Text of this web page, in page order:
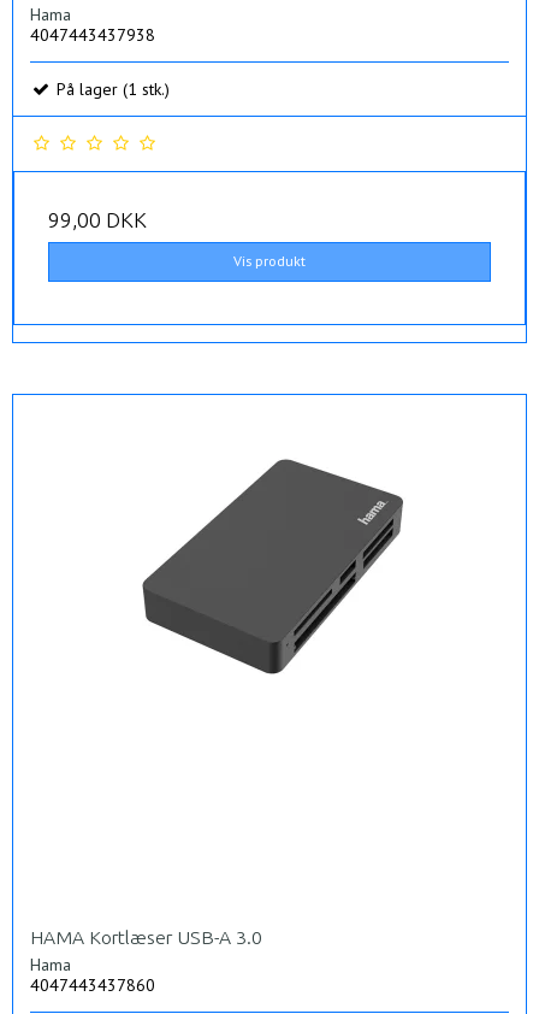
Hama
4047443437938
På lager (1 stk.)
99,00 DKK
Vis produkt
HAMA Kortlæser USB-A 3.0
Hama
4047443437860